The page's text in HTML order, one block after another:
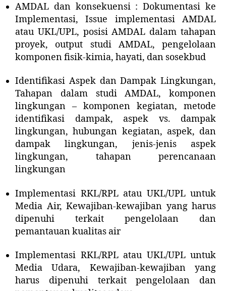
AMDAL dan konsekuensi : Dokumentasi ke
Implementasi, Issue implementasi AMDAL
atau UKL/UPL, posisi AMDAL dalam tahapan
proyek, output studi AMDAL, pengelolaan
komponen fisik-kimia, hayati, dan sosekbud
Identifikasi Aspek dan Dampak Lingkungan,
Tahapan dalam studi AMDAL, komponen
lingkungan – komponen kegiatan, metode
identifikasi dampak, aspek vs. dampak
lingkungan, hubungan kegiatan, aspek, dan
dampak lingkungan, jenis-jenis aspek
lingkungan, tahapan perencanaan
lingkungan
Implementasi RKL/RPL atau UKL/UPL untuk
Media Air, Kewajiban-kewajiban yang harus
dipenuhi terkait pengelolaan dan
pemantauan kualitas air
Implementasi RKL/RPL atau UKL/UPL untuk
Media Udara, Kewajiban-kewajiban yang
harus dipenuhi terkait pengelolaan dan